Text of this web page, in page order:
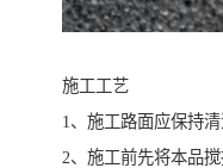
施工工艺
1、施工路面应保持清
2、施工前先将本品